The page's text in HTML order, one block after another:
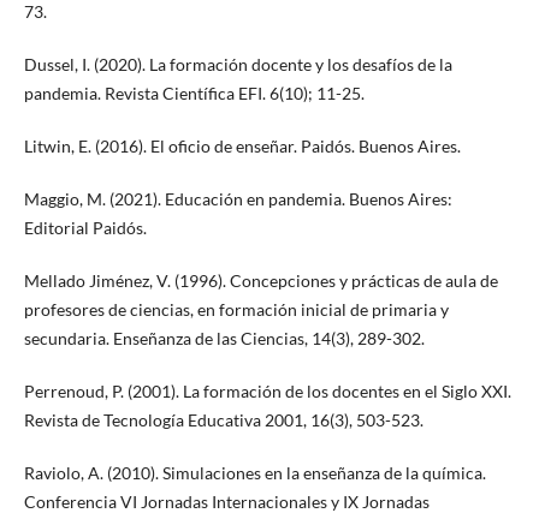
73.
Dussel, I. (2020). La formación docente y los desafíos de la
pandemia. Revista Científica EFI. 6(10); 11-25.
Litwin, E. (2016). El oficio de enseñar. Paidós. Buenos Aires.
Maggio, M. (2021). Educación en pandemia. Buenos Aires:
Editorial Paidós.
Mellado Jiménez, V. (1996). Concepciones y prácticas de aula de
profesores de ciencias, en formación inicial de primaria y
secundaria. Enseñanza de las Ciencias, 14(3), 289-302.
Perrenoud, P. (2001). La formación de los docentes en el Siglo XXI.
Revista de Tecnología Educativa 2001, 16(3), 503-523.
Raviolo, A. (2010). Simulaciones en la enseñanza de la química.
Conferencia VI Jornadas Internacionales y IX Jornadas